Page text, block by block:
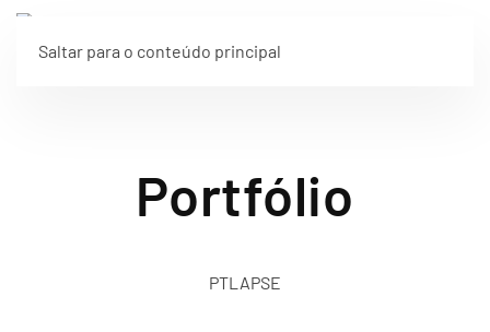
Saltar para o conteúdo principal
Portfólio
PTLAPSE